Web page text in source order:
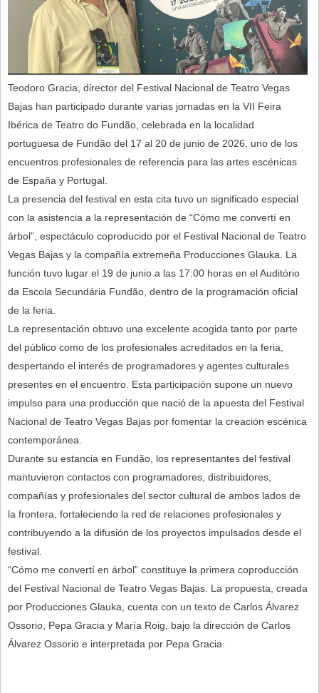
Teodoro Gracia, director del Festival Nacional de Teatro Vegas
Bajas han participado durante varias jornadas en la VII Feira
Ibérica de Teatro do Fundão, celebrada en la localidad
portuguesa de Fundão del 17 al 20 de junio de 2026, uno de los
encuentros profesionales de referencia para las artes escénicas
de España y Portugal.
La presencia del festival en esta cita tuvo un significado especial
con la asistencia a la representación de “Cómo me convertí en
árbol”, espectáculo coproducido por el Festival Nacional de Teatro
Vegas Bajas y la compañía extremeña Producciones Glauka. La
función tuvo lugar el 19 de junio a las 17:00 horas en el Auditório
da Escola Secundária Fundão, dentro de la programación oficial
de la feria.
La representación obtuvo una excelente acogida tanto por parte
del público como de los profesionales acreditados en la feria,
despertando el interés de programadores y agentes culturales
presentes en el encuentro. Esta participación supone un nuevo
impulso para una producción que nació de la apuesta del Festival
Nacional de Teatro Vegas Bajas por fomentar la creación escénica
contemporánea.
Durante su estancia en Fundão, los representantes del festival
mantuvieron contactos con programadores, distribuidores,
compañías y profesionales del sector cultural de ambos lados de
la frontera, fortaleciendo la red de relaciones profesionales y
contribuyendo a la difusión de los proyectos impulsados desde el
festival.
“Cómo me convertí en árbol” constituye la primera coproducción
del Festival Nacional de Teatro Vegas Bajas. La propuesta, creada
por Producciones Glauka, cuenta con un texto de Carlos Álvarez
Ossorio, Pepa Gracia y María Roig, bajo la dirección de Carlos
Álvarez Ossorio e interpretada por Pepa Gracia.